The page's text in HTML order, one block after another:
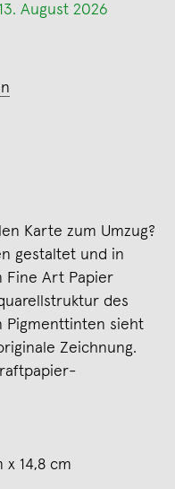
August 2026
Karte zum Umzug?
gestaltet und in
Fine Art Papier
des
Pigmenttinten sieht
Zeichnung.
14,8 cm